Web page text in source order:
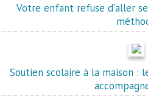
Votre enfant refuse d'aller
Soutien scolaire à la maison :